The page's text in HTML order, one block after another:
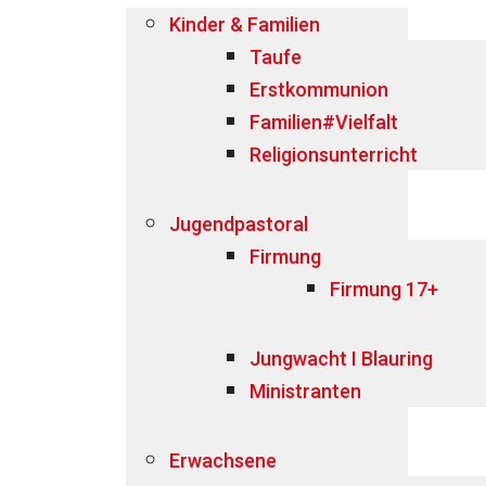
Kinder & Familien
Taufe
Erstkommunion
Familien#Vielfalt
Religionsunterricht
Jugendpastoral
Firmung
Firmung 17+
Jungwacht I Blauring
Ministranten
Erwachsene